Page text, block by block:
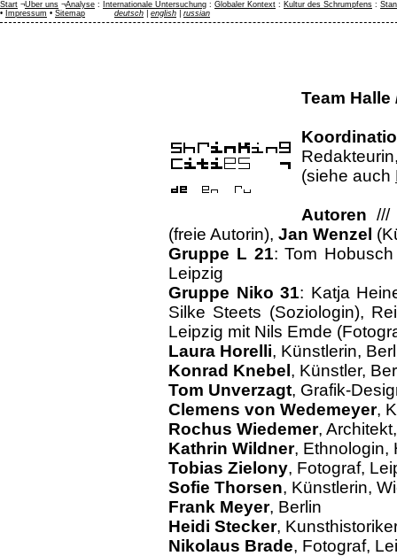
Team Halle
(siehe auch
Autoren
(freie Autorin), Jan Wenzel
Gruppe L 21: Tom
Leipzig
Gruppe Niko 31: Katja
Silke Steets (Soziologin),
Leipzig mit Nils Emde
Laura Horelli, Künstlerin,
Konrad Knebel , Künstler,
Tom Unverzagt, Grafik-
Clemens von Wedemeyer,
Rochus Wiedemer,
Kathrin Wildner, Ethnologin,
Tobias Zielony, Fotograf,
Sofie Thorsen, Künstlerin,
Frank Meyer, Berlin
Heidi Stecker,
Nikolaus Brade, Fotograf,
Start ¬Über uns ¬Analyse : Internationale Untersuchung : Globaler Kontext : Kultur des Schrumpfens :
• Impressum • Sitemap deutsch english russian